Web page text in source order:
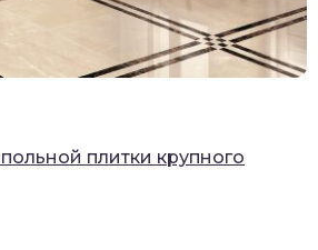
плитки крупного